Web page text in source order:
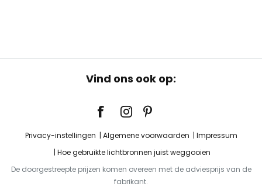
Vind ons ook op:
Privacy-instellingen Algemene voorwaarden
Impressum
Hoe gebruikte lichtbronnen juist weggooien
De doorgestreepte prijzen komen overeen met de adviesprijs van de
fabrikant.